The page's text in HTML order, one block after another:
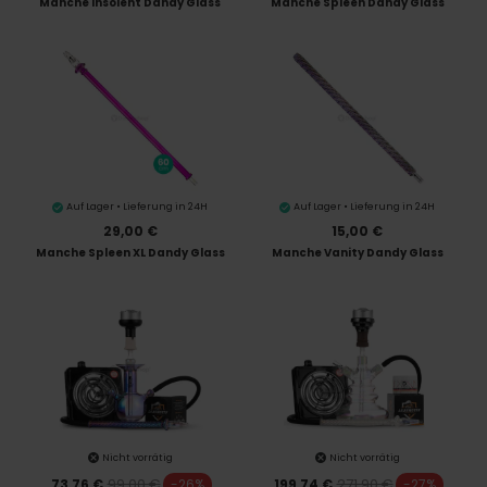
Auf Lager • Lieferung in 24H
29,00 €
Manche Spleen XL Dandy Glass
Auf Lager • Lieferung in 24H
15,00 €
Manche Vanity Dandy Glass
Nicht vorrätig Nicht vorrätig